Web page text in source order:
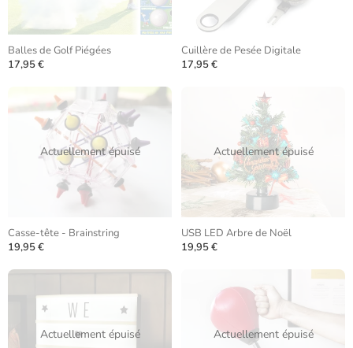
Balles de Golf Piégées
17,95 €
Cuillère de Pesée Digitale
17,95 €
Actuellement épuisé
Casse-tête - Brainstring
19,95 €
Actuellement épuisé
USB LED Arbre de Noël
19,95 €
Actuellement épuisé Actuellement épuisé